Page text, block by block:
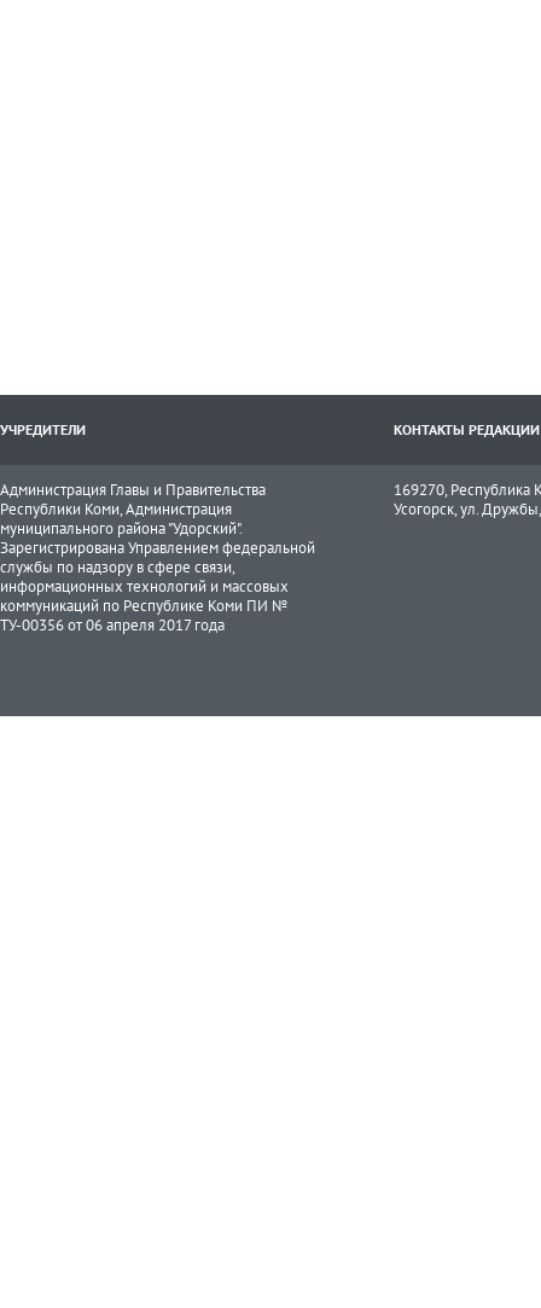
УЧРЕДИТЕЛИ КОНТАКТЫ РЕДАКЦИИ
Администрация Главы и Правительства
Республики Коми, Администрация
муниципального района "Удорский".
Зарегистрирована Управлением федеральной
службы по надзору в сфере связи,
информационных технологий и массовых
коммуникаций по Республике Коми ПИ №
ТУ-00356 от 06 апреля 2017 года
169270, Республика
Усогорск, ул.